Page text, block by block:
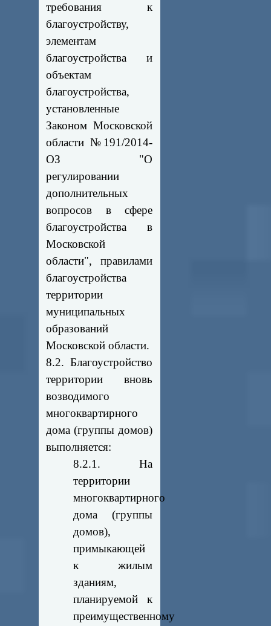
требования к
благоустройству,
элементам
благоустройства и
объектам
благоустройства,
установленные
Законом Московской
области №191/2014-
ОЗ "О
регулировании
дополнительных
вопросов в сфере
благоустройства в
Московской
области", правилами
благоустройства
территории
муниципальных
образований
Московской области.
8.2. Благоустройство
территории вновь
возводимого
многоквартирного
дома (группы домов)
выполняется:
8.2.1. На
территории
многоквартирного
дома (группы
домов),
примыкающей
к жилым
зданиям,
планируемой к
преимущественному